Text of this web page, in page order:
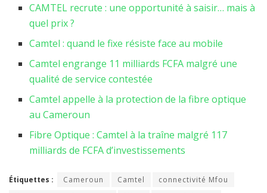
CAMTEL recrute : une opportunité à saisir… mais à
quel prix ?
Camtel : quand le fixe résiste face au mobile
Camtel engrange 11 milliards FCFA malgré une
qualité de service contestée
Camtel appelle à la protection de la fibre optique
au Cameroun
Fibre Optique : Camtel à la traîne malgré 117
milliards de FCFA d’investissements
Étiquettes : Cameroun Camtel
connectivité Mfou